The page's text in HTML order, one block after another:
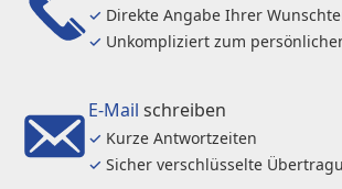
✓ Direkte Angabe Ihrer
✓ Unkompliziert zum
E-Mail schreiben
✓ Kurze Antwortzeiten
✓ Sicher verschlüsselte